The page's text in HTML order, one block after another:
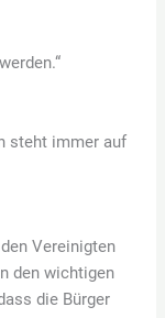
steht immer auf
Vereinigten
den wichtigen
die Bürger